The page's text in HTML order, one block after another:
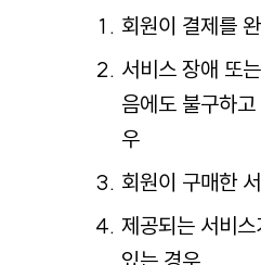
회원이 결제를
서비스 장애 또
음에도 불구하
우
회원이 구매한
제공되는 서비
있는 경우